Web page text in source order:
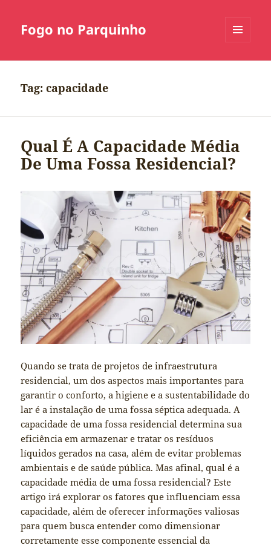
Fogo no Parquinho
Tag:capacidade
Qual É A Capacidade Média
De Uma Fossa Residencial?
Quando se trata de projetos de infraestrutura
residencial, um dos aspectos mais importantes para
garantir o conforto, a higiene e a sustentabilidade do
lar é a instalação de uma fossa séptica adequada. A
capacidade de uma fossa residencial determina sua
eficiência em armazenar e tratar os resíduos
líquidos gerados na casa, além de evitar problemas
ambientais e de saúde pública. Mas afinal, qual é a
capacidade média de uma fossa residencial? Este
artigo irá explorar os fatores que influenciam essa
capacidade, além de oferecer informações valiosas
para quem busca entender como dimensionar
corretamente esse componente essencial da